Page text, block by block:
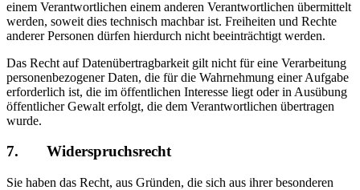
einem Verantwortlichen einem anderen Verantwortlichen übermittelt
werden, soweit dies technisch machbar ist. Freiheiten und Rechte
anderer Personen dürfen hierdurch nicht beeinträchtigt werden.
Das Recht auf Datenübertragbarkeit gilt nicht für eine Verarbeitung
personenbezogener Daten, die für die Wahrnehmung einer Aufgabe
erforderlich ist, die im öffentlichen Interesse liegt oder in Ausübung
öffentlicher Gewalt erfolgt, die dem Verantwortlichen übertragen
wurde.
7. Widerspruchsrecht
Sie haben das Recht, aus Gründen, die sich aus ihrer besonderen